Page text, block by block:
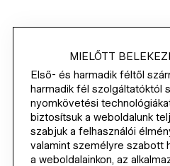
VÁSÁRLÁS
VÁLLALATI ADATOK
SEGÍTSÉG
MIELŐTT
Első- és harmadik féltől
harmadik fél szolgáltatóktól
nyomkövetési
biztosítsuk a weboldalunk
szabjuk a felhasználói
valamint személyre szabott
a weboldalainkon, az